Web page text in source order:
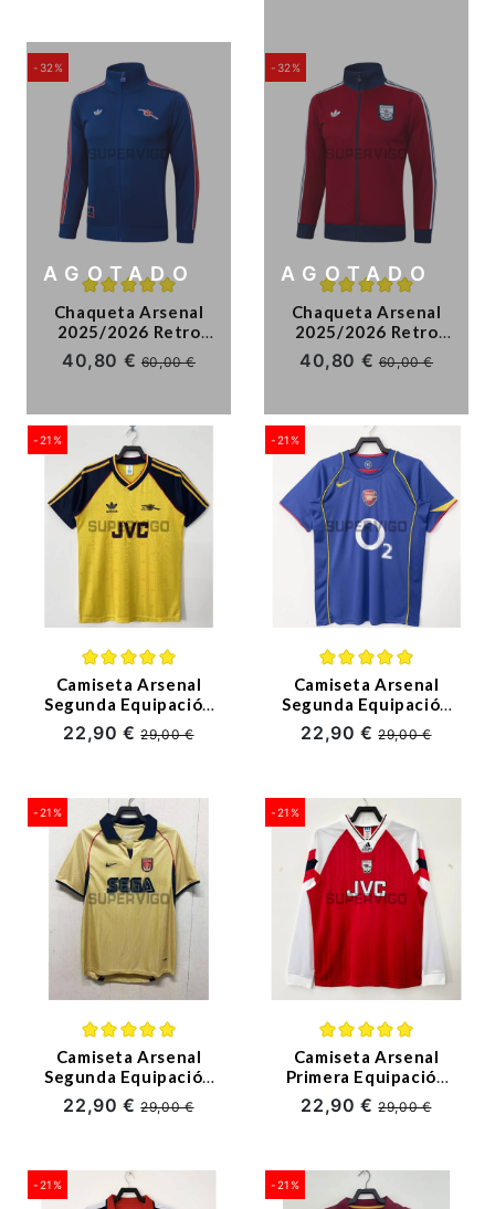
-32%
Chaqueta Arsenal
2025/2026 Retro
Azul Real
40,80 €60,00 €
AGOTADO
-32%
Chaqueta Arsenal
2025/2026 Retro
Granate/Azul Real
40,80 €60,00 €
AGOTADO
-21%
Camiseta Arsenal
Segunda Equipación
Retro 1988/90
22,90 €29,00 €
-21%
Camiseta Arsenal
Segunda Equipación
Retro 04/05
22,90 €29,00 €
-21%
Camiseta Arsenal
Segunda Equipación
Retro 2001/02
22,90 €29,00 €
-21%
Camiseta Arsenal
Primera Equipación
Retro 1992/1993 ML
22,90 €29,00 €
-21% -21%